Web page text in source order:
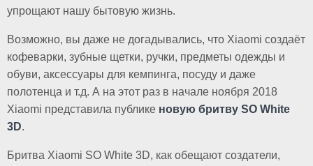
упрощают нашу бытовую жизнь.
Возможно, вы даже не догадывались, что Xiaomi создаёт
кофеварки, зубные щетки, ручки, предметы одежды и
обуви, аксессуары для кемпинга, посуду и даже
полотенца и т.д. А на этот раз в начале ноября 2018
Xiaomi представила публике новую бритву SO White
3D.
Бритва Xiaomi SO White 3D, как обещают создатели,